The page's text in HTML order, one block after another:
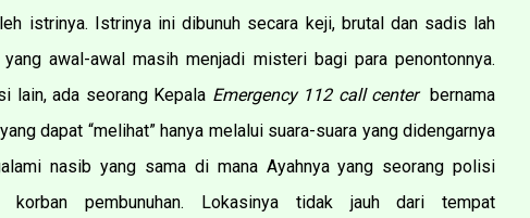
istrinya. Istrinya ini dibunuh secara keji, brutal dan sadis lah
awal-awal masih menjadi misteri bagi para penontonnya.
lain, ada seorang Kepala Emergency 112 call centerbernama
dapat “melihat” hanya melalui suara-suara yang didengarnya
nasib yang sama di mana Ayahnya yang seorang polisi
korban pembunuhan. Lokasinya tidak jauh dari tempat